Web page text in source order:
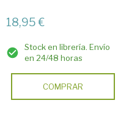
18,95 €
Stock en librería. Envío
en 24/48 horas
COMPRAR